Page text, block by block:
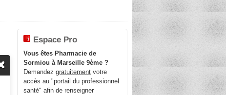
Espace Pro
Vous êtes Pharmacie de
Sormiou à Marseille 9ème ?
Demandezgratuitement votre
accès au "portail du professionnel
santé" afin de renseigner